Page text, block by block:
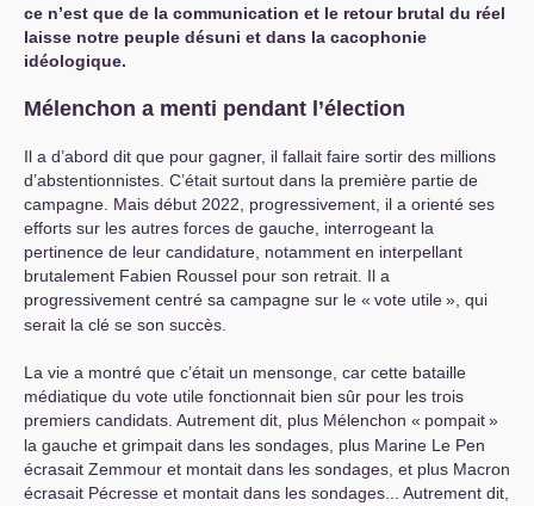
ce n’est que de la communication et le retour brutal du réel
laisse notre peuple désuni et dans la cacophonie
idéologique.
Mélenchon a menti pendant l’élection
Il a d’abord dit que pour gagner, il fallait faire sortir des millions
d’abstentionnistes. C’était surtout dans la première partie de
campagne. Mais début 2022, progressivement, il a orienté ses
efforts sur les autres forces de gauche, interrogeant la
pertinence de leur candidature, notamment en interpellant
brutalement Fabien Roussel pour son retrait. Il a
progressivement centré sa campagne sur le « vote utile», qui
serait la clé se son succès.
La vie a montré que c’était un mensonge, car cette bataille
médiatique du vote utile fonctionnait bien sûr pour les trois
premiers candidats. Autrement dit, plus Mélenchon « pompait»
la gauche et grimpait dans les sondages, plus Marine Le Pen
écrasait Zemmour et montait dans les sondages, et plus Macron
écrasait Pécresse et montait dans les sondages... Autrement dit,